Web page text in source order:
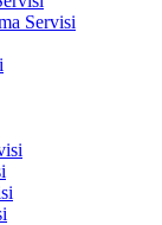
Servisi